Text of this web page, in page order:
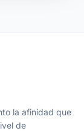
la afinidad que
de